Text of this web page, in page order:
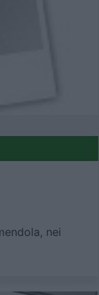
nei